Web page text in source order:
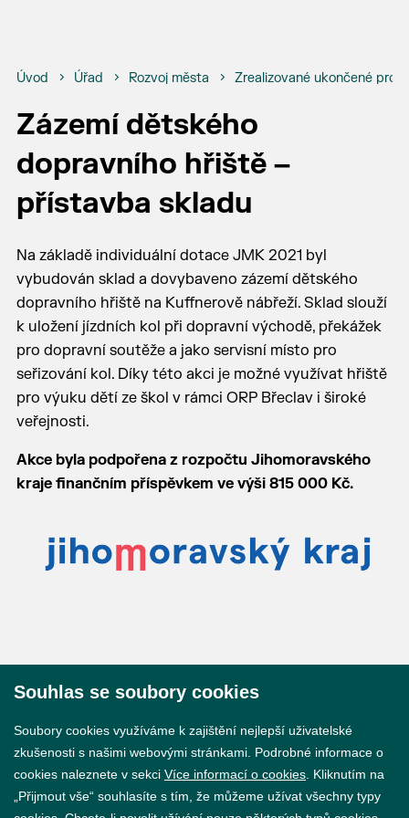
Úvod Úřad Rozvoj města Zrealizované ukončené
Zázemí dětského
dopravního hřiště –
přístavba skladu
Na základě individuální dotace JMK 2021 byl
vybudován sklad a dovybaveno zázemí dětského
dopravního hřiště na Kuffnerově nábřeží. Sklad slouží
k uložení jízdních kol při dopravní východě, překážek
pro dopravní soutěže a jako servisní místo pro
seřizování kol. Díky této akci je možné využívat hřiště
pro výuku dětí ze škol v rámci ORP Břeclav i široké
veřejnosti.
Akce byla podpořena z rozpočtu Jihomoravského
kraje finančním příspěvkem ve výši 815 000 Kč.
Souhlas se soubory cookies
Soubory cookies využíváme k zajištění nejlepší uživatelské
zkušenosti s našimi webovými stránkami. Podrobné informace o
cookies naleznete v sekci Více informací o cookies . Kliknutím na
„Přijmout vše“ souhlasíte s tím, že můžeme užívat všechny typy